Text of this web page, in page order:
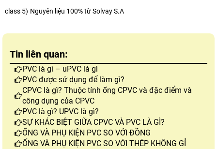
class 5) Nguyên liệu 100% từ Solvay S.A
Tin liên quan:
PVC là gì – uPVC là gì
PVC được sử dụng để làm gì?
CPVC là gì? Thuộc tính ống CPVC và đặc điểm và
công dụng của CPVC
PVC là gì? UPVC là gì?
SỰ KHÁC BIỆT GIỮA CPVC VÀ PVC LÀ GÌ?
ỐNG VÀ PHỤ KIỆN PVC SO VỚI ĐỒNG
ỐNG VÀ PHỤ KIỆN PVC SO VỚI THÉP KHÔNG GỈ